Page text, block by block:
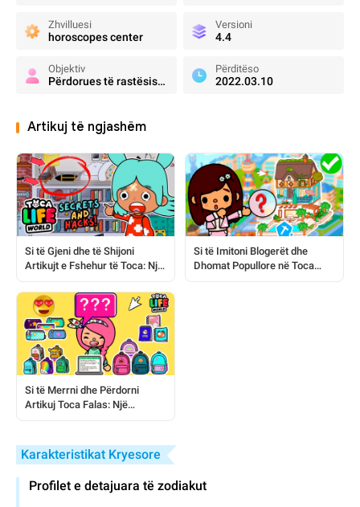
Zhvilluesi
horoscopes center
Versioni
4.4
Objektiv
Përdorues të rastësishëm
Përditëso
2022.03.10
Artikuj të ngjashëm
Si të Gjeni dhe të Shijoni
Artikujt e Fshehur të Toca: Një
Si të Imitoni Blogerët dhe
Dhomat Popullore në Toca
Si të Merrni dhe Përdorni
Artikuj Toca Falas: Një
Karakteristikat Kryesore
Profilet e detajuara të zodiakut